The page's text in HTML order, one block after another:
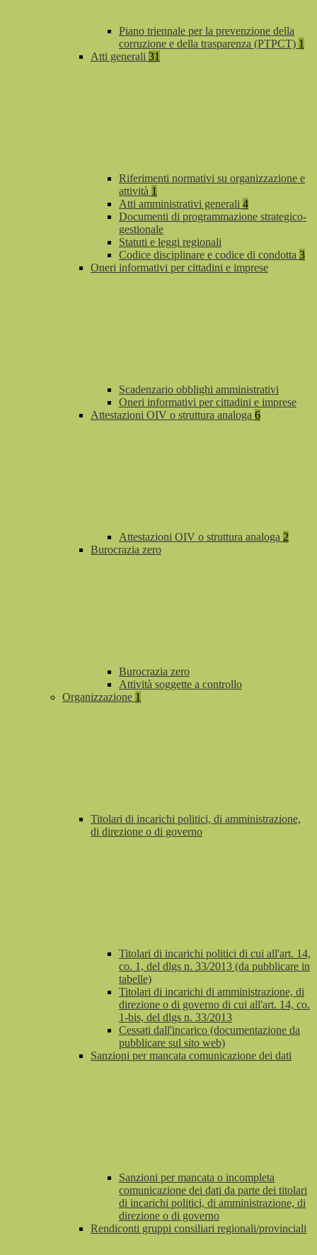
Piano triennale per la prevenzione della
corruzione e della trasparenza (PTPCT) 1
Atti generali 31
Riferimenti normativi su organizzazione e
attività 1
Atti amministrativi generali 4
Documenti di programmazione strategico-
gestionale
Statuti e leggi regionali
Codice disciplinare e codice di condotta 3
Oneri informativi per cittadini e imprese
Scadenzario obblighi amministrativi
Oneri informativi per cittadini e imprese
Attestazioni OIV o struttura analoga 6
Attestazioni OIV o struttura analoga 2
Burocrazia zero
Burocrazia zero
Attività soggette a controllo
Organizzazione 1
Titolari di incarichi politici, di amministrazione,
di direzione o di governo
Titolari di incarichi politici di cui all'art. 14,
co. 1, del dlgs n. 33/2013 (da pubblicare in
tabelle)
Titolari di incarichi di amministrazione, di
direzione o di governo di cui all'art. 14, co.
1-bis, del dlgs n. 33/2013
Cessati dall'incarico (documentazione da
pubblicare sul sito web)
Sanzioni per mancata comunicazione dei dati
Sanzioni per mancata o incompleta
comunicazione dei dati da parte dei titolari
di incarichi politici, di amministrazione, di
direzione o di governo
Rendiconti gruppi consiliari regionali/provinciali